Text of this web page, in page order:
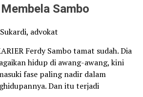
Sambo
advokat
Ferdy Sambo tamat sudah. Dia
hidup di awang-awang, kini
fase paling nadir dalam
Dan itu terjadi